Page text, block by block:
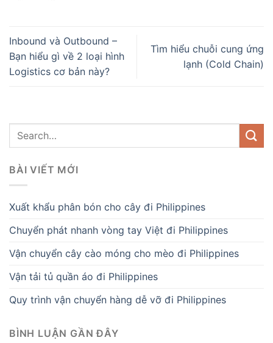
Inbound và Outbound –
Bạn hiểu gì về 2 loại hình
Logistics cơ bản này?
Tìm hiểu chuỗi cung ứng
lạnh (Cold Chain)
BÀI VIẾT MỚI
Xuất khẩu phân bón cho cây đi Philippines
Chuyển phát nhanh vòng tay Việt đi Philippines
Vận chuyển cây cào móng cho mèo đi Philippines
Vận tải tủ quần áo đi Philippines
Quy trình vận chuyển hàng dễ vỡ đi Philippines
BÌNH LUẬN GẦN ĐÂY